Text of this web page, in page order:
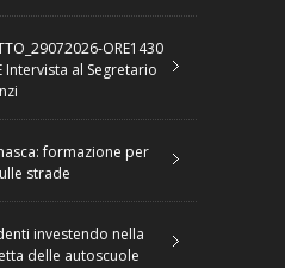
ORE1430
Intervista al Segretario
formazione per
strade
investendo nella
delle autoscuole